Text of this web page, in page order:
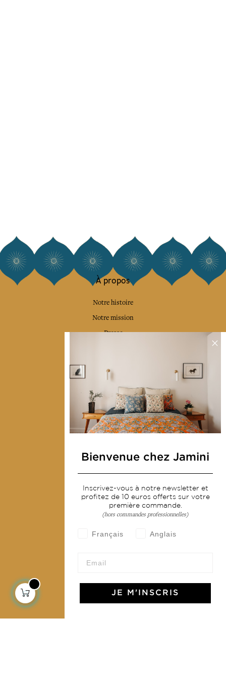
À propos
Notre histoire
Notre mission
Presse
Collections
Déco & Linge de maison
Linge de table
Sacs & pochettes
Services
Livraison & retour
CGV
L'Art de Vivre Jamini
Bienvenue chez Jamini
Inscrivez-vous à notre newsletter et
profitez de 10 euros offerts sur votre
première commande.
(hors commandes professionnelles)
Français Anglais
JE M'INSCRIS